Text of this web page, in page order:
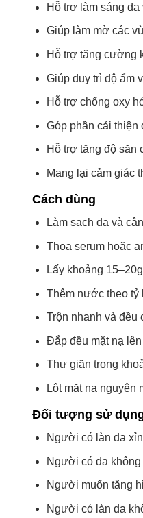
Hỗ trợ làm sáng
Giúp làm mờ các
Hỗ trợ tăng cường
Giúp duy trì độ ẩm
Hỗ trợ chống oxy
Góp phần cải thiện
Hỗ trợ tăng độ săn
Mang lại cảm giác
Cách dùng
Làm sạch da và
Thoa serum hoặc
Lấy khoảng
Thêm nước theo tỷ
Trộn nhanh và đều
Đắp đều mặt nạ
Thư giãn trong
Lột mặt nạ nguyên
Đối tượng sử
Người có làn da
Người có da không
Người muốn tăng
Người có làn da